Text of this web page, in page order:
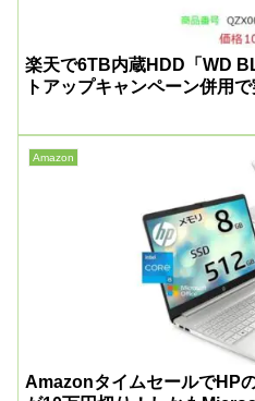
楽天で6TB内蔵HDD「WD
トアップキャンペーン併用
Amazon
AmazonタイムセールでHP